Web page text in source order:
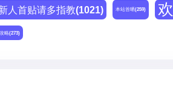
人首贴请多指教(1021) 本站首晒(259)
略(273)